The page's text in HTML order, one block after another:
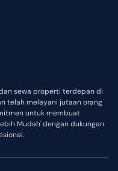
sewa properti terdepan di
telah melayani jutaan orang
untuk membuat
Mudah' dengan dukungan